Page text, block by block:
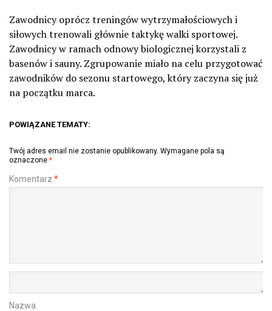
Zawodnicy oprócz treningów wytrzymałościowych i
siłowych trenowali głównie taktykę walki sportowej.
Zawodnicy w ramach odnowy biologicznej korzystali z
basenów i sauny. Zgrupowanie miało na celu przygotować
zawodników do sezonu startowego, który zaczyna się już
na początku marca.
POWIĄZANE TEMATY:
Twój adres email nie zostanie opublikowany. Wymagane pola są
oznaczone *
Komentarz *
Nazwa